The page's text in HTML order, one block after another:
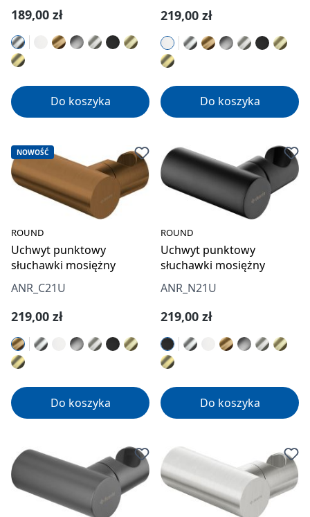
Cena regularna:
189,00 zł
Do koszyka
Cena regularna:
219,00 zł
Do koszyka
NOWOŚĆ
ROUND
Uchwyt punktowy
słuchawki mosiężny
ANR_C21U
Cena regularna:
219,00 zł
Do koszyka
ROUND
Uchwyt punktowy
słuchawki mosiężny
ANR_N21U
Cena regularna:
219,00 zł
Do koszyka